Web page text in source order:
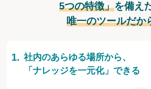
5つの特徴」を備え
唯一のツールだか
社内のあらゆる場所から、
「ナレッジを一元化」できる